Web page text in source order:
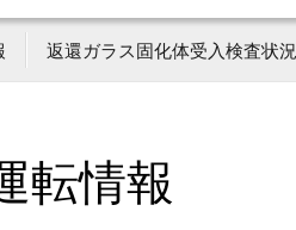
返還ガラス固化体受入検査状況
転情報